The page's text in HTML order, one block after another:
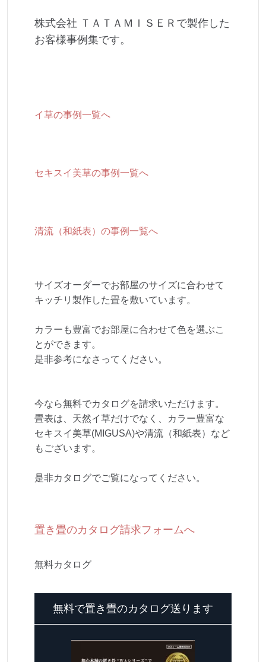
株式会社 ＴＡＴＡＭＩＳＥＲで製作した
お客様事例集です。
イ草の事例一覧へ
セキスイ美草の事例一覧へ
清流（和紙表）の事例一覧へ
サイズオーダーでお部屋のサイズに合わせて
キッチリ製作した畳を敷いています。
カラーも豊富でお部屋に合わせて色を選ぶこ
とができます。
是非参考になさってください。
今なら無料でカタログを請求いただけます。
畳表は、天然イ草だけでなく、カラー豊富な
セキスイ美草(MIGUSA)や清流（和紙表）など
もございます。
是非カタログでご覧になってください。
置き畳のカタログ請求フォームへ
無料カタログ
無料で置き畳のカタログ送ります